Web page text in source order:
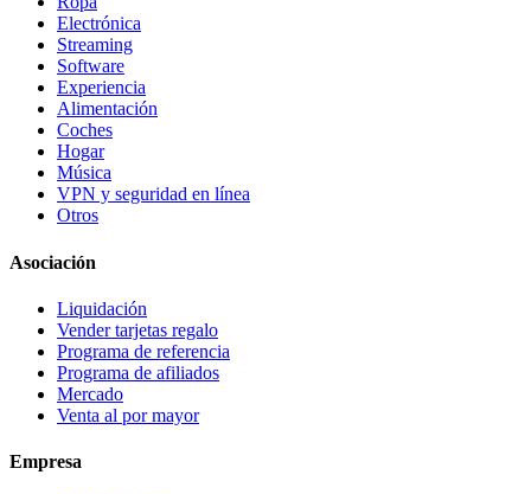
Electrónica
Streaming
Software
Experiencia
Alimentación
Coches
Hogar
Música
VPN y seguridad en línea
Otros
Asociación
Liquidación
Vender tarjetas regalo
Programa de referencia
Programa de afiliados
Mercado
Venta al por mayor
Empresa